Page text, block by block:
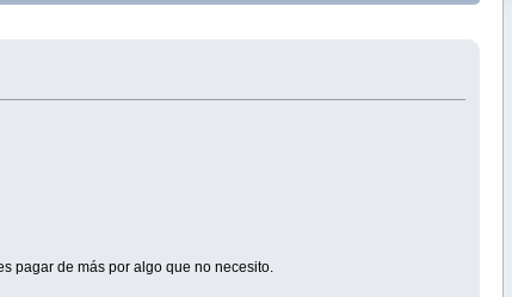
pagar de más por algo que no necesito.